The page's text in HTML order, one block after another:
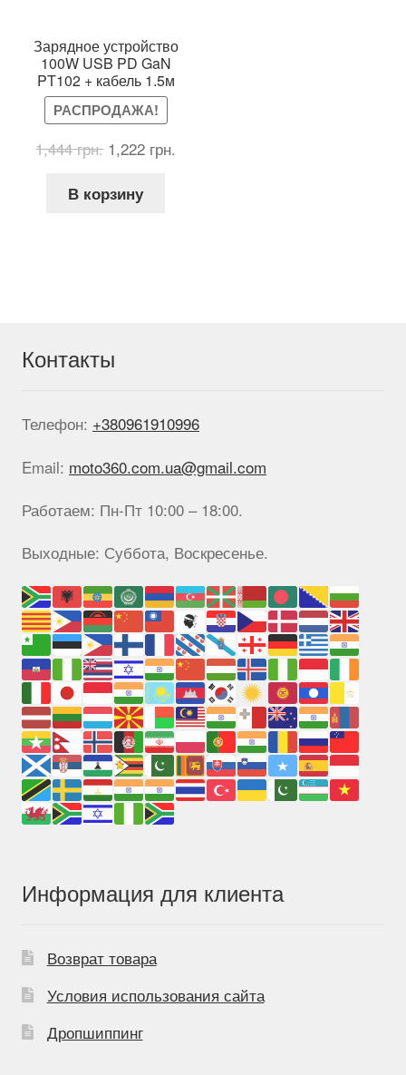
Зарядное устройство
100W USB PD GaN
PT102 + кабель 1.5м
РАСПРОДАЖА!
1,444грн. Первоначальная
составляла
1,444 грн..
1,222 грн.
В корзину
Контакты
Телефон: +380961910996
Email: moto360.com.ua@gmail.com
Работаем: Пн-Пт 10:00 – 18:00.
Выходные: Суббота, Воскресенье.
Информация для клиента
Возврат товара
Условия использования сайта
Дропшиппинг